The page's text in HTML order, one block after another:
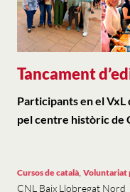
Tancament
Participants en el VxL
pel centre històric de
Cursos de català, Voluntariat
CNL Baix Llobregat Nord